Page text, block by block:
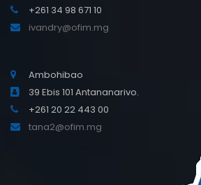
+261 34 98 671 10
ivandry@ofim.mg
Ambohibao
39 Ebis 101 Antananarivo.
+261 20 22 443 00
tana2@ofim.mg